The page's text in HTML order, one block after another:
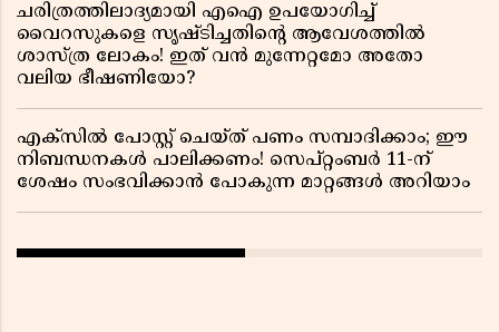
ചരിത്രത്തിലാദ്യമായി എഐ ഉപയോഗിച്ച്
വൈറസുകളെ സൃഷ്ടിച്ചതിന്റെ ആവേശത്തിൽ
ശാസ്ത്ര ലോകം! ഇത് വൻ മുന്നേറ്റമോ അതോ
വലിയ ഭീഷണിയോ?
എക്സിൽ പോസ്റ്റ് ചെയ്ത് പണം സമ്പാദിക്കാം; ഈ
നിബന്ധനകൾ പാലിക്കണം! സെപ്റ്റംബർ 11-ന്
ശേഷം സംഭവിക്കാൻ പോകുന്ന മാറ്റങ്ങൾ അറിയാം